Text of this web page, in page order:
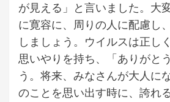
が見える」と言いました。大
に寛容に、周りの人に配慮し
しましょう。ウイルスは正し
思いやりを持ち、「ありがと
う。将来、みなさんが大人に
のことを思い出す時に、誇れ